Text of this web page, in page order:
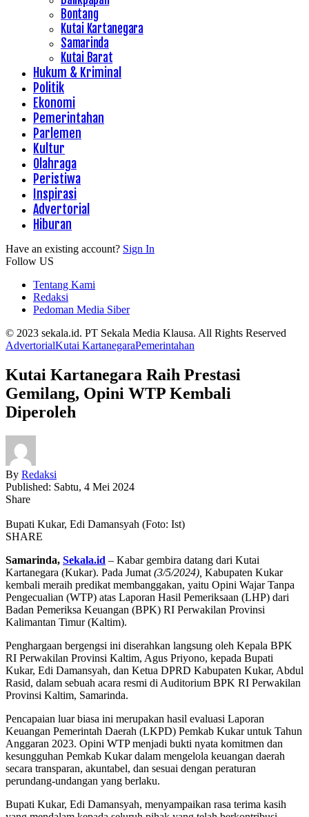
Bontang
Kutai Kartanegara
Samarinda
Kutai Barat
Hukum & Kriminal
Politik
Ekonomi
Pemerintahan
Parlemen
Kultur
Olahraga
Peristiwa
Inspirasi
Advertorial
Hiburan
Have an existing account? Sign In
Follow US
Tentang Kami
Redaksi
Pedoman Media Siber
© 2023 sekala.id. PT Sekala Media Klausa. All Rights Reserved
AdvertorialKutai KartanegaraPemerintahan
Kutai Kartanegara Raih Prestasi
Gemilang, Opini WTP Kembali
Diperoleh
By Redaksi
Published: Sabtu, 4 Mei 2024
Share
Bupati Kukar, Edi Damansyah (Foto: Ist)
SHARE
Samarinda, Sekala.id – Kabar gembira datang dari Kutai
Kartanegara (Kukar). Pada Jumat (3/5/2024), Kabupaten Kukar
kembali meraih predikat membanggakan, yaitu Opini Wajar Tanpa
Pengecualian (WTP) atas Laporan Hasil Pemeriksaan (LHP) dari
Badan Pemeriksa Keuangan (BPK) RI Perwakilan Provinsi
Kalimantan Timur (Kaltim).
Penghargaan bergengsi ini diserahkan langsung oleh Kepala BPK
RI Perwakilan Provinsi Kaltim, Agus Priyono, kepada Bupati
Kukar, Edi Damansyah, dan Ketua DPRD Kabupaten Kukar, Abdul
Rasid, dalam sebuah acara resmi di Auditorium BPK RI Perwakilan
Provinsi Kaltim, Samarinda.
Pencapaian luar biasa ini merupakan hasil evaluasi Laporan
Keuangan Pemerintah Daerah (LKPD) Pemkab Kukar untuk Tahun
Anggaran 2023. Opini WTP menjadi bukti nyata komitmen dan
kesungguhan Pemkab Kukar dalam mengelola keuangan daerah
secara transparan, akuntabel, dan sesuai dengan peraturan
perundang-undangan yang berlaku.
Bupati Kukar, Edi Damansyah, menyampaikan rasa terima kasih